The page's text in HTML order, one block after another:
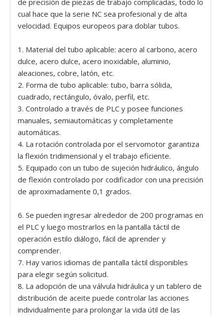
de precisión de piezas de trabajo complicadas, todo lo
cual hace que la serie NC sea profesional y de alta
velocidad. Equipos europeos para doblar tubos.
1. Material del tubo aplicable: acero al carbono, acero
dulce, acero dulce, acero inoxidable, aluminio,
aleaciones, cobre, latón, etc.
2. Forma de tubo aplicable: tubo, barra sólida,
cuadrado, rectángulo, óvalo, perfil, etc.
3. Controlado a través de PLC y posee funciones
manuales, semiautomáticas y completamente
automáticas.
4. La rotación controlada por el servomotor garantiza
la flexión tridimensional y el trabajo eficiente.
5. Equipado con un tubo de sujeción hidráulico, ángulo
de flexión controlado por codificador con una precisión
de aproximadamente 0,1 grados.
6. Se pueden ingresar alrededor de 200 programas en
el PLC y luego mostrarlos en la pantalla táctil de
operación estilo diálogo, fácil de aprender y
comprender.
7. Hay varios idiomas de pantalla táctil disponibles
para elegir según solicitud.
8. La adopción de una válvula hidráulica y un tablero de
distribución de aceite puede controlar las acciones
individualmente para prolongar la vida útil de las